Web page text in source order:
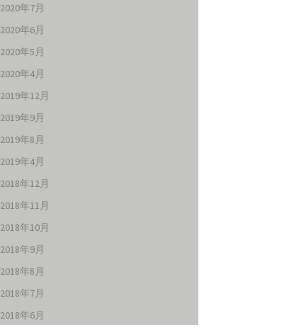
2020年7月
2020年6月
2020年5月
2020年4月
2019年12月
2019年9月
2019年8月
2019年4月
2018年12月
2018年11月
2018年10月
2018年9月
2018年8月
2018年7月
2018年6月